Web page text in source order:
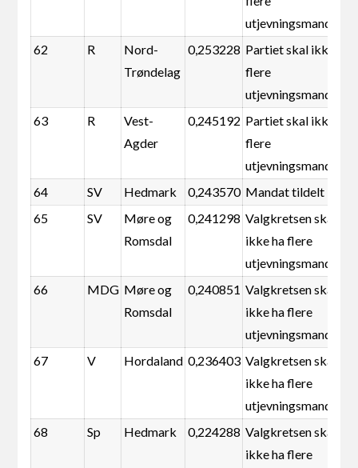
utjevningsmandater
62
R
Nord-
Trøndelag
0,253228 Partiet skal ikke ha
flere
utjevningsmandater
63
R
Vest-
Agder
0,245192 Partiet skal ikke ha
flere
utjevningsmandater
64
SV Hedmark 0,243570 Mandat tildelt
65
SV
Møre og
Romsdal
0,241298 Valgkretsen skal
ikke ha flere
utjevningsmandater
66
MDG Møre og
Romsdal
0,240851 Valgkretsen skal
ikke ha flere
utjevningsmandater
67
V Hordaland 0,236403 Valgkretsen skal
ikke ha flere
utjevningsmandater
68
Sp Hedmark 0,224288 Valgkretsen skal
ikke ha flere